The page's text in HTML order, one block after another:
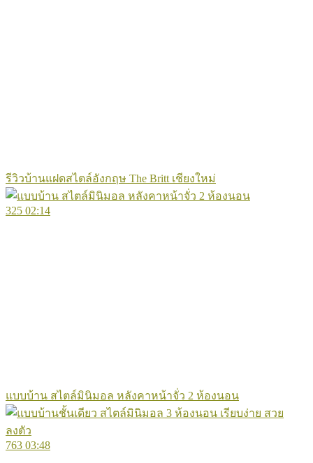
รีวิวบ้านแฝดสไตล์อังกฤษ The Britt เชียงใหม่
325 02:14
แบบบ้าน สไตล์มินิมอล หลังคาหน้าจั่ว 2 ห้องนอน
763 03:48